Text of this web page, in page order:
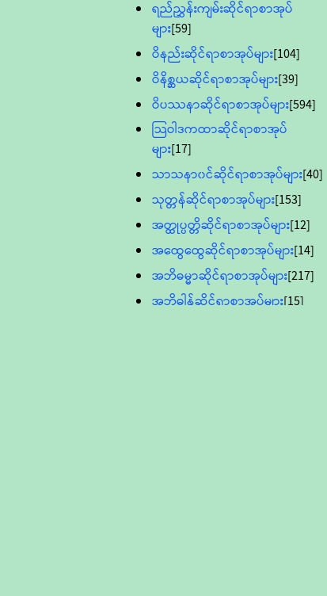
ရည်ညွှန်းကျမ်းဆိုင်ရာစာအုပ်
များ[59]
ဝိနည်းဆိုင်ရာစာအုပ်များ[104]
ဝိနိစ္ဆယဆိုင်ရာစာအုပ်များ[39]
ဝိပဿနာဆိုင်ရာစာအုပ်များ[594]
သြဝါဒကထာဆိုင်ရာစာအုပ်
များ[17]
သာသနာ၀င်ဆိုင်ရာစာအုပ်များ[40]
သုတ္တန်ဆိုင်ရာစာအုပ်များ[153]
အတ္ထုပ္ပတ္တိဆိုင်ရာစာအုပ်များ[12]
အထွေထွေဆိုင်ရာစာအုပ်များ[14]
အဘိဓမ္မာဆိုင်ရာစာအုပ်များ[217]
အဘိဓါန်ဆိုင်ရာစာအုပ်များ[15]